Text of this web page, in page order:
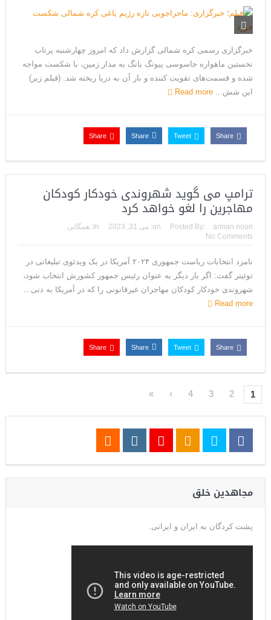
خبرگزاری رسمی کره شمالی گزارش داد که امروز چهارشنبه پرتاب
نخستین ماهواره جاسوسی پیونگ یانگ به مدار زمین، با شکست مواجه
شده و قسمت‌های تقویت کننده و بار آن به دریا ریخته شد. (فیلم زیر)
این شش... Read more
Share
Tweet
Share
Share
ترامپ می گوید شهروندی خودکار کودکان
مهاجرین را لغو خواهد کرد
Posted By: arman nouri
on: می 31, 2023 In:
همگانی
No Comments
نامزد انتخابات ریاست جمهوری ۲۰۲۴ آمریکا در یک ویدئوی تبلیغاتی در
توئیتر گفت: اگر بار دیگر به عنوان رئیس جمهور کشورش انتخاب شود،
شهروندی خودکار کودکان مهاجران غیرقانونی را که در آمریکا به دنی...
Read more
Share
Tweet
Share
Share
1
2
3
4
›
»
مجاهدین خلق
پشت کردگان به ایران و ایرانی.